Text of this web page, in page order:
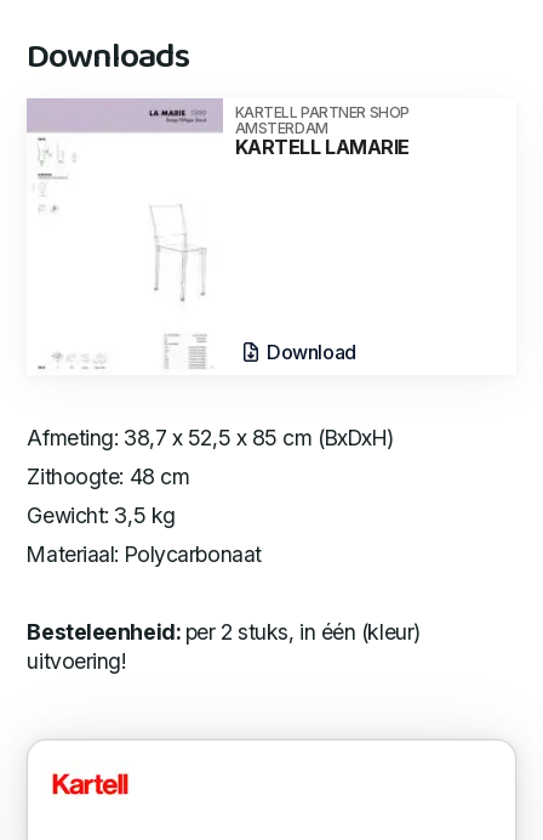
Downloads
KARTELL PARTNER SHOP
AMSTERDAM
KARTELL LAMARIE
Download
Afmeting: 38,7 x 52,5 x 85 cm (BxDxH)
Zithoogte: 48 cm
Gewicht: 3,5 kg
Materiaal: Polycarbonaat
Besteleenheid: per 2 stuks, in één (kleur)
uitvoering!